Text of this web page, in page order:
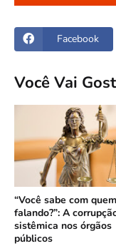
Facebook
Você Vai
“Você sabe com
falando?”: A
sistêmica nos órgãos
públicos